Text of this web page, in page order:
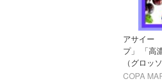
アサイー
プ」 「高濃度アサイーGROSSO
COPA